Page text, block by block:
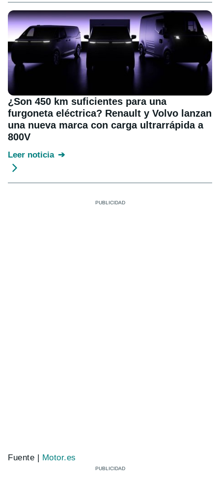
¿Son 450 km suficientes para una
furgoneta eléctrica? Renault y Volvo lanzan
una nueva marca con carga ultrarrápida a
800V
Leer noticia
Fuente | Motor.es